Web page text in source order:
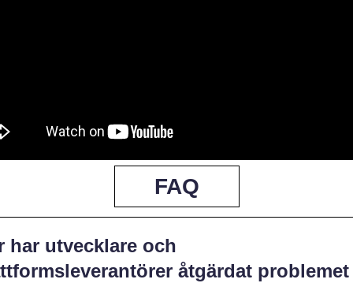
FAQ
har utvecklare och
åtgärdat problemet